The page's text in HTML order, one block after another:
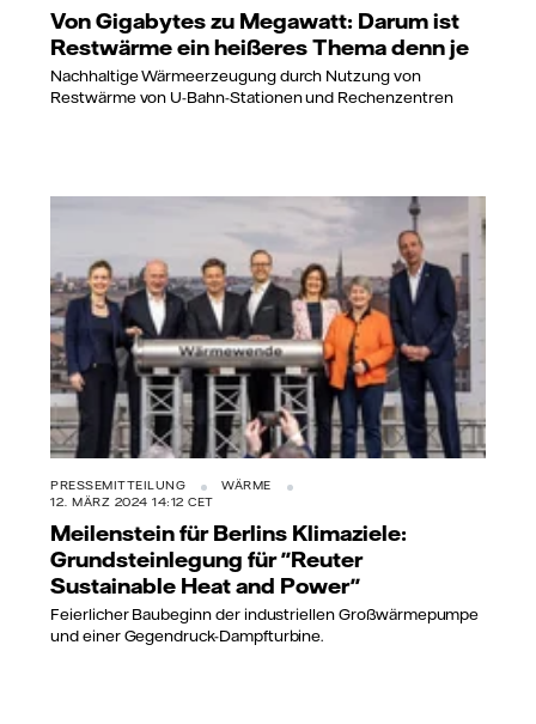
Von Gigabytes zu Megawatt: Darum ist
Restwärme ein heißeres Thema denn je
Nachhaltige Wärmeerzeugung durch Nutzung von
Restwärme von U-Bahn-Stationen und Rechenzentren
PRESSEMITTEILUNG
WÄRME
12. MÄRZ 2024 14:12 CET
Meilenstein für Berlins Klimaziele:
Grundsteinlegung für "Reuter
Sustainable Heat and Power"
Feierlicher Baubeginn der industriellen Großwärmepumpe
und einer Gegendruck-Dampfturbine.